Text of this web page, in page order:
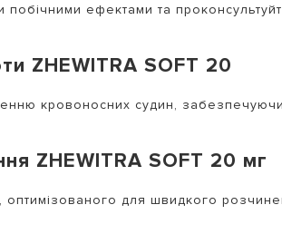
ефектами та
ZHEWITRA SOFT 20
кровоносних судин,
ZHEWITRA SOFT 20 мг
оптимізованого для швидкого